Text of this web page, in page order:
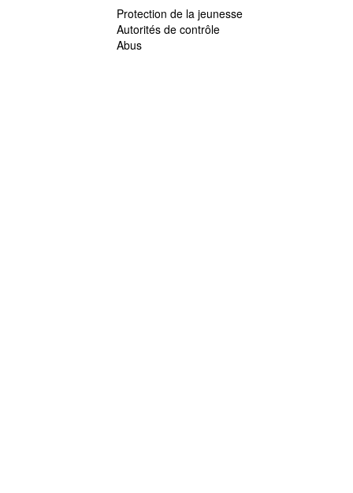
Protection de la jeunesse
Autorités de contrôle
Abus